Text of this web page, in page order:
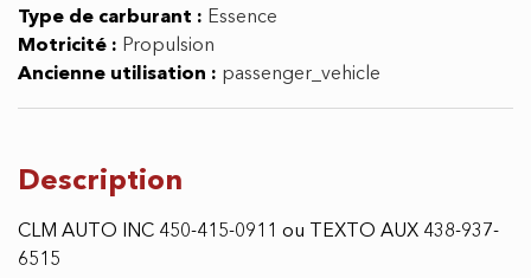
Type de carburant : Essence
Motricité : Propulsion
Ancienne utilisation : passenger_vehicle
Description
CLM AUTO INC 450-415-0911 ou TEXTO AUX 438-937-
6515